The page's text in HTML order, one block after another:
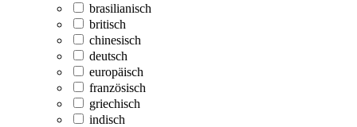
brasilianisch
britisch
chinesisch
deutsch
europäisch
französisch
griechisch
indisch